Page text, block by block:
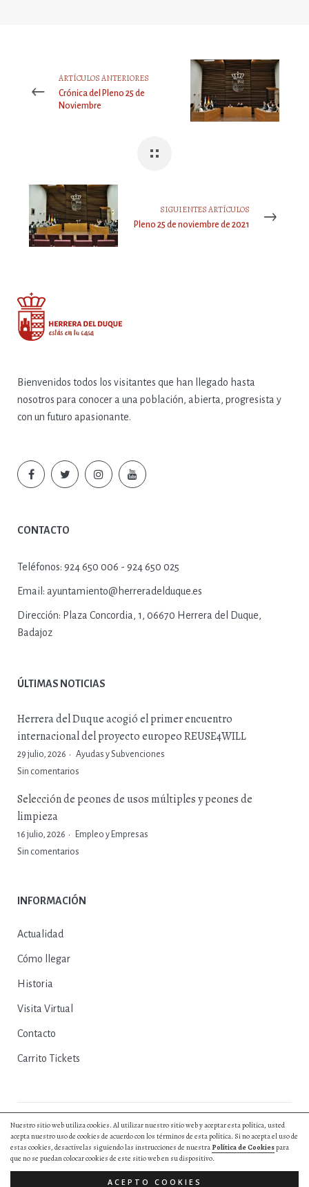
Nuestro sitio web utiliza cookies. Al utilizar nuestro sitio web y aceptar esta política, usted
acepta nuestro uso de cookies de acuerdo con los términos de esta política. Si no acepta el uso de
estas cookies, desactívelas siguiendo las instrucciones de nuestra Política de Cookiespara
que no se puedan colocar cookies de este sitio web en su dispositivo.
ACEPTO COOKIES
ARTÍCULOS ANTERIORES
Crónica del Pleno 25 de
Noviembre
SIGUIENTES ARTÍCULOS
Pleno 25 de noviembre de 2021
Bienvenidos todos los visitantes que han llegado hasta
nosotros para conocer a una población, abierta, progresista y
con un futuro apasionante.
CONTACTO
Teléfonos: 924 650 006 - 924 650 025
Email: ayuntamiento@herreradelduque.es
Dirección: Plaza Concordia, 1, 06670 Herrera del Duque,
Badajoz
ÚLTIMAS NOTICIAS
Herrera del Duque acogió el primer encuentro
internacional del proyecto europeo REUSE4WILL
29 julio, 2026
Ayudas y Subvenciones
Sin comentarios
Selección de peones de usos múltiples y peones de
limpieza
16 julio, 2026
Empleo y Empresas
Sin comentarios
INFORMACIÓN
Actualidad
Cómo llegar
Historia
Visita Virtual
Contacto
Carrito Tickets
© 2025, Excmo. Ayto. de Herrera del Duque |Política de Privacidad|
Política de Cookies
Aviso Legal | Entradas y Reservas Diseño web by
Hurry App